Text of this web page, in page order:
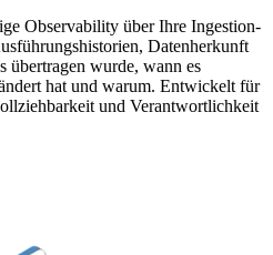
Observability über Ihre Ingestion-
Datenherkunft
übertragen wurde, wann es
hat und warum. Entwickelt für
und Verantwortlichkeit